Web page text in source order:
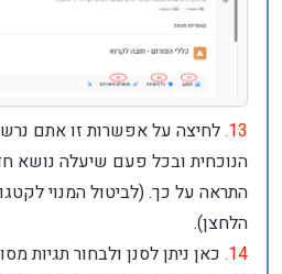
13. לחיצה על אפשרות זו אתם
הנוכחית ובכל פעם שיעלה נושא
התראה על כך. (לביטול המנוי
הלחצן).
14. כאן ניתן לסנן ולבחור תגיות